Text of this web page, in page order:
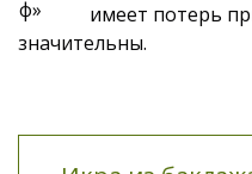
имеет потерь
значительны.